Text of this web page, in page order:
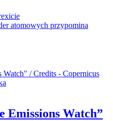
atomowych przypomina
Emissions Watch”